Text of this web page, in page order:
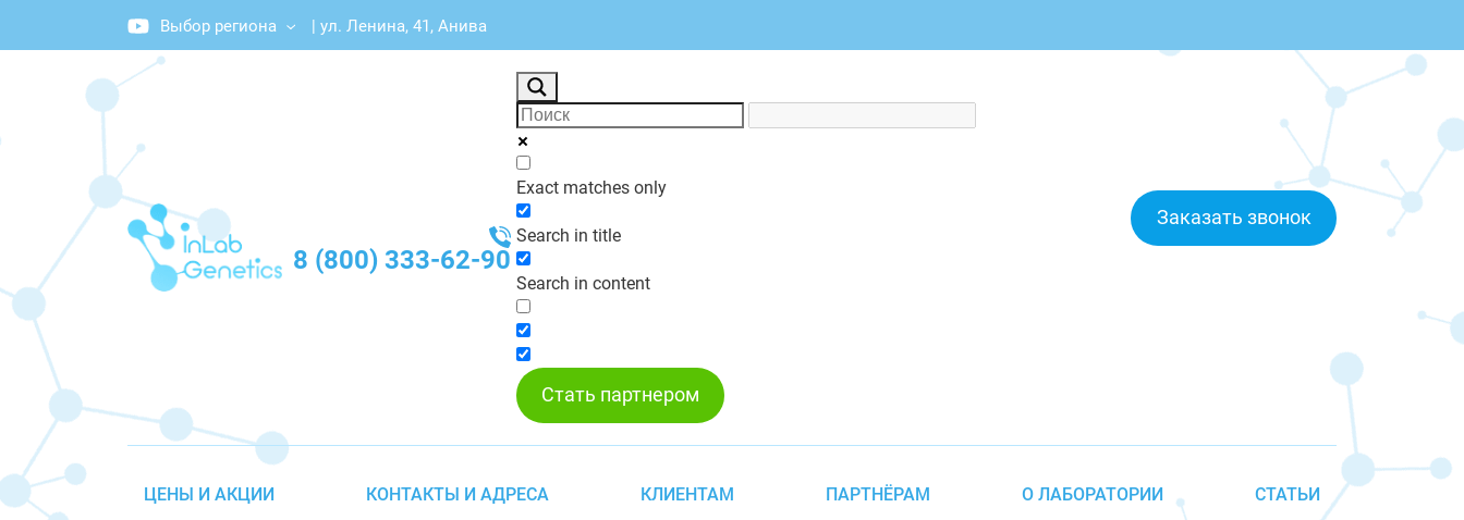
Выбор региона | ул. Ленина, 41, Анива
8 (800) 333-62-90
Exact matches only
Search in title
Search in content
Заказать звонок
Стать партнером
ЦЕНЫ И АКЦИИ КОНТАКТЫ И АДРЕСА КЛИЕНТАМ ПАРТНЁРАМ О ЛАБОРАТОРИИ СТАТЬИ